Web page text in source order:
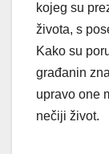
kojeg su
života, s
Kako su
građanin
upravo one
nečiji život.